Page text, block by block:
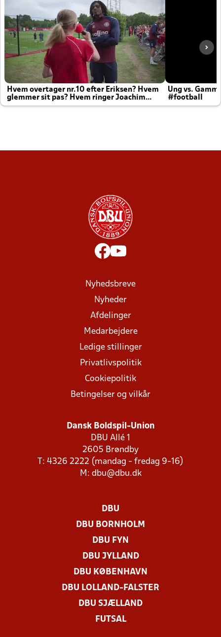
Hvem overtager nr.10 efter Eriksen? Hvem
glemmer sit pas? Hvem ringer Joachim
altid til efter kampe?
Ung vs.
#football
Nyhedsbreve
Nyheder
Afdelinger
Medarbejdere
Ledige stillinger
Privatlivspolitik
Cookiepolitik
Betingelser og vilkår
Dansk Boldspil-Union
DBU Allé 1
2605 Brøndby
T: 4326 2222 (mandag - fredag 9-16)
M: dbu@dbu.dk
DBU
DBU BORNHOLM
DBU FYN
DBU JYLLAND
DBU KØBENHAVN
DBU LOLLAND-FALSTER
DBU SJÆLLAND
FUTSAL